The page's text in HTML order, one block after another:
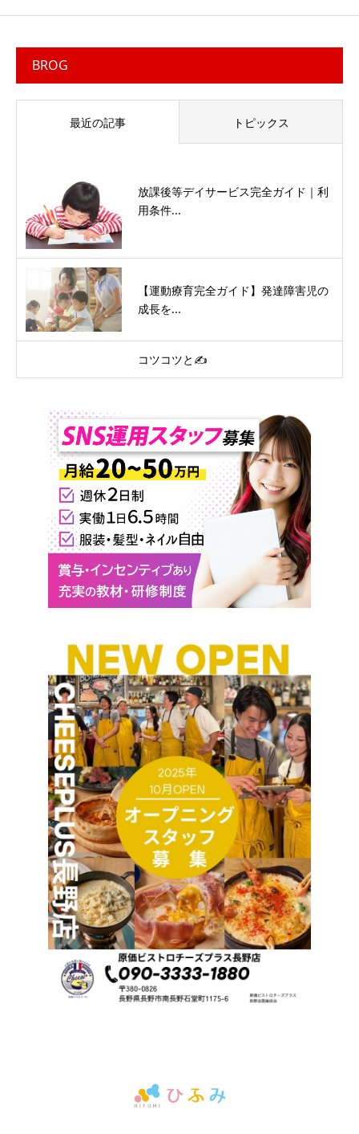
BROG
最近の記事 トピックス
放課後等デイサービス完全ガイド｜利
用条件...
【運動療育完全ガイド】発達障害児の
成長を...
コツコツと✍